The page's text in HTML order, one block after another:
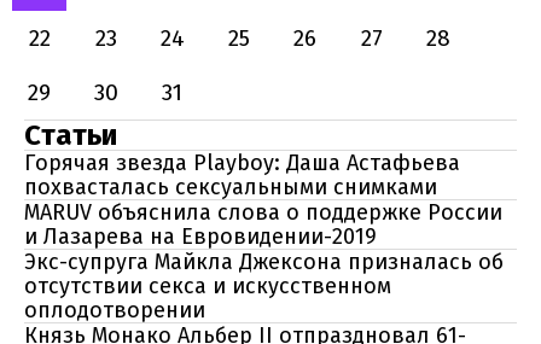
22
23 24 25 26 27
28
29
30 31
Статьи
Горячая звезда Playboy: Даша Астафьева
похвасталась сексуальными снимками
MARUV объяснила слова о поддержке России
и Лазарева на Евровидении-2019
Экс-супруга Майкла Джексона призналась об
отсутствии секса и искусственном
оплодотворении
Князь Монако Альбер II отпраздновал 61-